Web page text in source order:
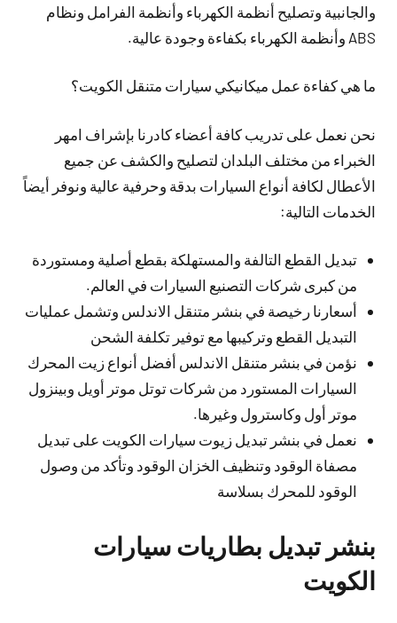
والجانبية وتصليح أنظمة الكهرباء وأنظمة الفرامل ونظام
ABS وأنظمة الكهرباء بكفاءة وجودة عالية.
ما هي كفاءة عمل ميكانيكي سيارات متنقل الكويت؟
نحن نعمل على تدريب كافة أعضاء كادرنا بإشراف امهر
الخبراء من مختلف البلدان لتصليح والكشف عن جميع
الأعطال لكافة أنواع السيارات بدقة وحرفية عالية ونوفر أيضاً
الخدمات التالية:
تبديل القطع التالفة والمستهلكة بقطع أصلية ومستوردة
من كبرى شركات التصنيع السيارات في العالم.
أسعارنا رخيصة في بنشر متنقل الاندلس وتشمل عمليات
التبديل القطع وتركيبها مع توفير تكلفة الشحن
نؤمن في بنشر متنقل الاندلس أفضل أنواع زيت المحرك
السيارات المستورد من شركات توتل موتر أويل وبينزول
موتر أول وكاسترول وغيرها.
نعمل في بنشر تبديل زيوت سيارات الكويت على تبديل
مصفاة الوقود وتنظيف الخزان الوقود وتأكد من وصول
الوقود للمحرك بسلاسة
بنشر تبديل بطاريات سيارات
الكويت